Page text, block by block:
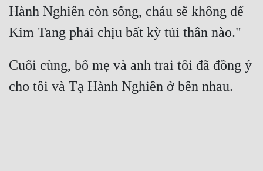
Hành Nghiên còn sống, cháu sẽ không để
Cuối cùng, bố mẹ và anh trai tôi đã đồng ý